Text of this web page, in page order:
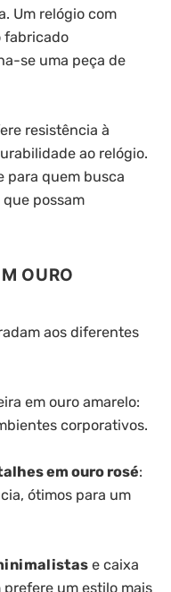
Um relógio com
fabricado
se uma peça de
resistência à
ao relógio.
para quem busca
possam
OURO
aos diferentes
em ouro amarelo:
corporativos.
em ouro rosé:
ótimos para um
e caixa
um estilo mais